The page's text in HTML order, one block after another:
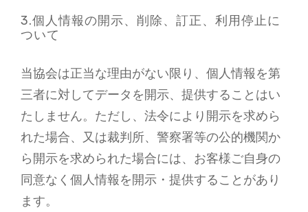
3.個人情報の開示、削除、訂正、利用停止に
ついて
当協会は正当な理由がない限り、個人情報を第
三者に対してデータを開示、提供することはい
たしません。ただし、法令により開示を求めら
れた場合、又は裁判所、警察署等の公的機関か
ら開示を求められた場合には、お客様ご自身の
同意なく個人情報を開示・提供することがあり
ます。